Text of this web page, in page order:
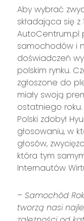
Aby wybrać
składająca się
AutoCentrum.pl
samochodów i
doświadczeń
polskim rynku.
zgłoszone do
miały swoją
ostatniego roku.
Polski zdobył
głosowaniu, w
głosów,
która tym
Internautów
–Samochód
tworzą nasi